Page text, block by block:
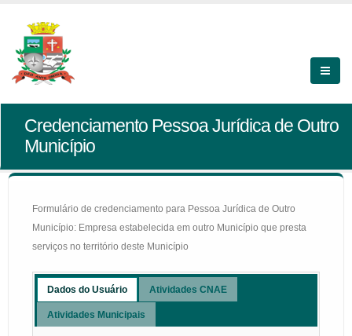
Credenciamento Pessoa Jurídica de Outro
Município
Formulário de credenciamento para Pessoa Jurídica de Outro
Município: Empresa estabelecida em outro Município que presta
serviços no território deste Município
Dados do Usuário Atividades CNAE
Atividades Municipais